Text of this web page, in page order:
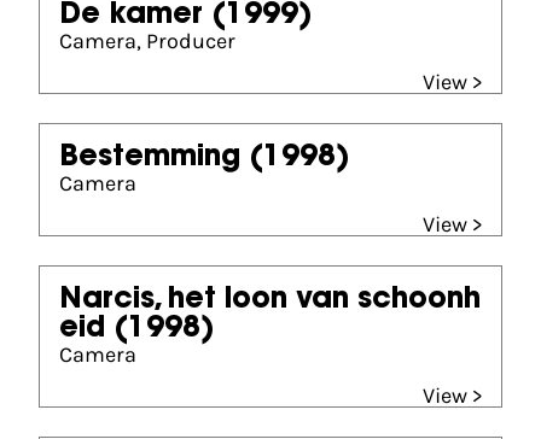
De kamer (1999)
Camera, Producer
View >
Bestemming (1998)
Camera
View >
Narcis, het loon van schoonh
eid (1998)
Camera
View >